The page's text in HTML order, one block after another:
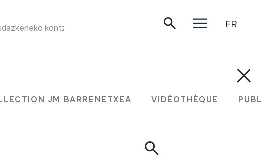
JM BARRENETXEA VIDÉOTHÈQUE
kontzertua. Oiartzun, 2002-10-19.
FR